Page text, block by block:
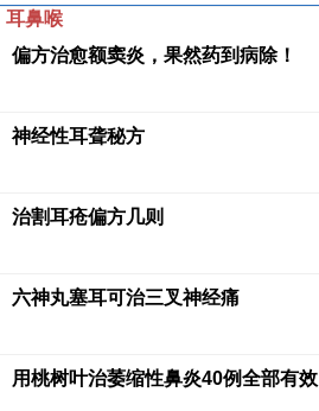
耳鼻喉
偏方治愈额窦炎，果然药到病除！
神经性耳聋秘方
治割耳疮偏方几则
六神丸塞耳可治三叉神经痛
用桃树叶治萎缩性鼻炎40例全部有效